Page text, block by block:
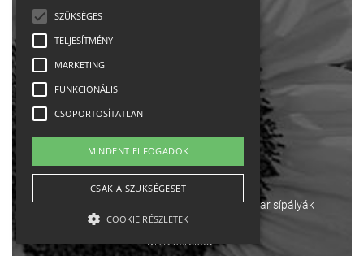
Impresszum-kapcsolat
English
Ebike Osztrák sípályák Magyar sípályák
MTB kerékpár
SZÜKSÉGES
TELJESÍTMÉNY
MARKETING
FUNKCIONÁLIS
CSOPORTOSÍTATLAN
MINDENT ELFOGADOK
CSAK A SZÜKSÉGESET
COOKIE RÉSZLETEK